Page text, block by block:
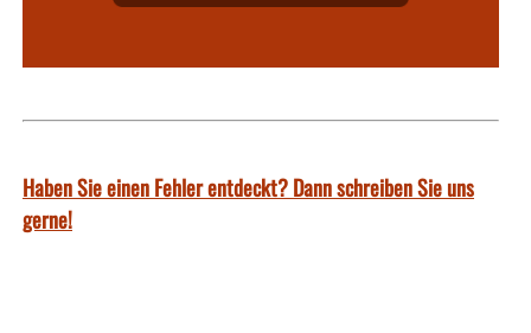
Haben Sie einen Fehler entdeckt? Dann schreiben Sie uns
gerne!